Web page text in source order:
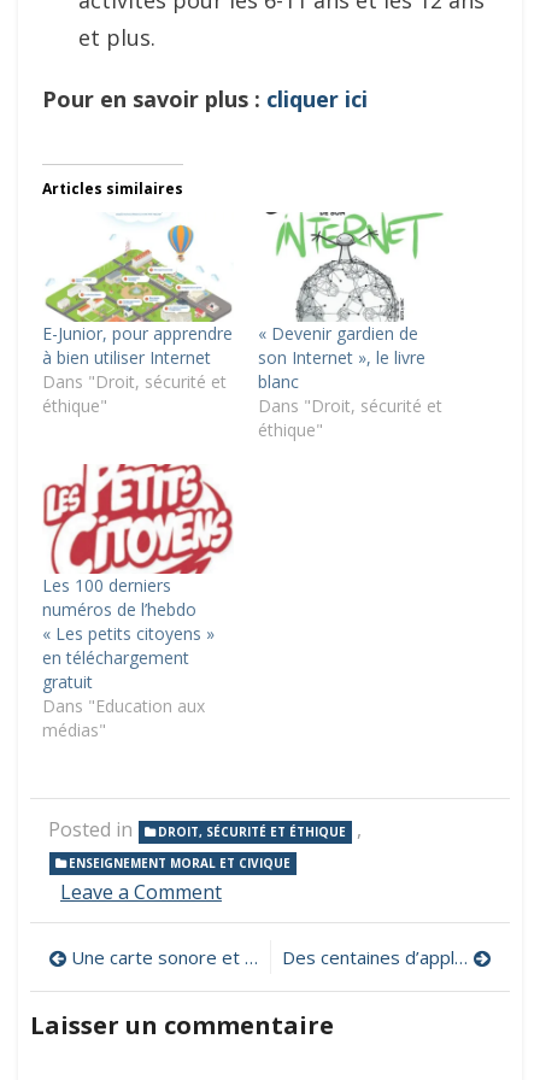
et plus.
Pour en savoir plus : cliquer ici
Articles similaires
E-Junior, pour apprendre
à bien utiliser Internet
Dans "Droit, sécurité et
éthique"
« Devenir gardien de
son Internet », le livre
blanc
Dans "Droit, sécurité et
éthique"
Les 100 derniers
numéros de l’hebdo
« Les petits citoyens »
en téléchargement
gratuit
Dans "Education aux
médias"
Posted in DROIT, SÉCURITÉ ET ÉTHIQUE ,
ENSEIGNEMENT MORAL ET CIVIQUE
Leave a Commenton
outils
pour
sensibiliser
les
Navigation
de
l’article
Une carte sonore et interactive des différentes langues du monde Des centaines d’applets en mathématiques pour l’école primaire
Laisser un commentaire